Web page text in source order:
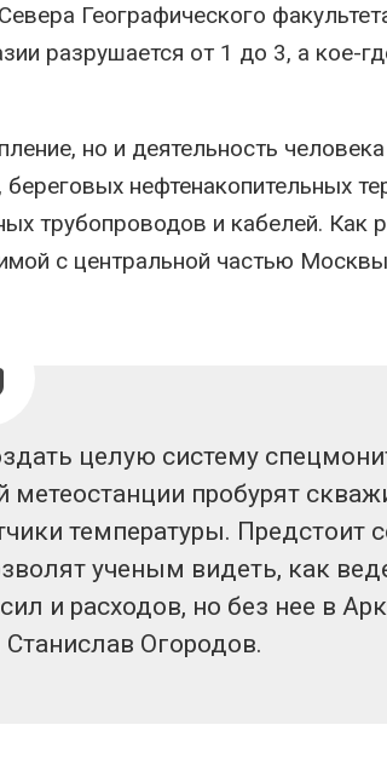
Географического
разрушается от 1 до 3, а кое-
но и деятельность
нефтенакопительных
трубопроводов и кабелей. Как
с центральной частью
целую систему
пробурят
температуры. Предстоит
ученым видеть, как
и расходов, но без нее в
Огородов.
контроля мусорных
запустят в
лесной
из-за засух,
и рубок
Карачаево-
для растительного
из-
заповедника
Авг 7, 2026
Авг 7, 2026